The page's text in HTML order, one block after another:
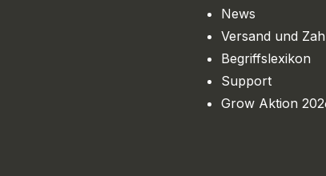
News
Versand und
Begriffslexikon
Support
Grow Aktion